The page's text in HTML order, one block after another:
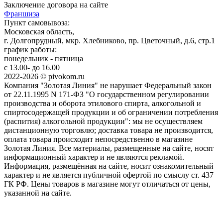
Заключение договора на сайте
Франшиза
Пункт самовывоза:
Московская область,
г. Долгопрудный, мкр. Хлебниково, пр. Цветочный, д.6, стр.1
график работы:
понедельник - пятница
с 13.00- до 16.00
2022-2026 © pivokom.ru
Компания "Золотая Линия" не нарушает Федеральный закон
от 22.11.1995 N 171-ФЗ "О государственном регулировании
производства и оборота этилового спирта, алкогольной и
спиртосодержащей продукции и об ограничении потребления
(распития) алкогольной продукции": мы не осуществляем
дистанционную торговлю; доставка товара не производится,
оплата товара происходит непосредственно в магазине
Золотая Линия. Все материалы, размещенные на сайте, носят
информационный характер и не являются рекламой.
Информация, размещённая на сайте, носит ознакомительный
характер и не является публичной офертой по смыслу ст. 437
ГК РФ. Цены товаров в магазине могут отличаться от цены,
указанной на сайте.